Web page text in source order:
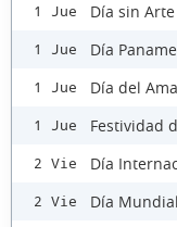
1 Jue Día sin Arte
1 Jue Día
1 Jue Día del
1 Jue Festividad
2 Vie Día
2 Vie Día